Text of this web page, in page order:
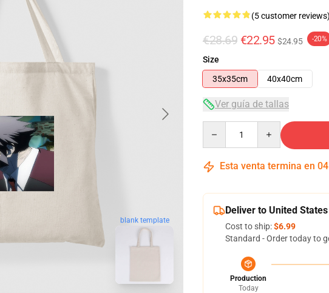
blank template
(5 customer reviews)
€28.69 €22.95 $24.95 -20%
Size
35x35cm
40x40cm
Ver guía de tallas
Esta venta termina en 04
Deliver to United States
Cost to ship:$6.99
Standard - Order today to
Production
Today